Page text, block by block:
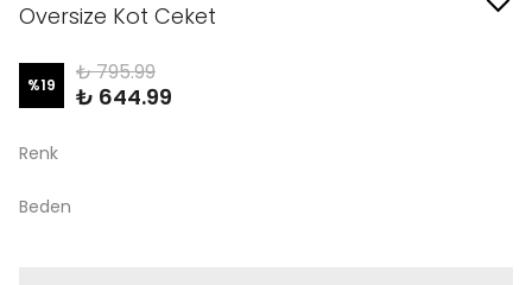
Oversize Kot Ceket
%19 ₺ 795.99
₺ 644.99
Renk
Beden